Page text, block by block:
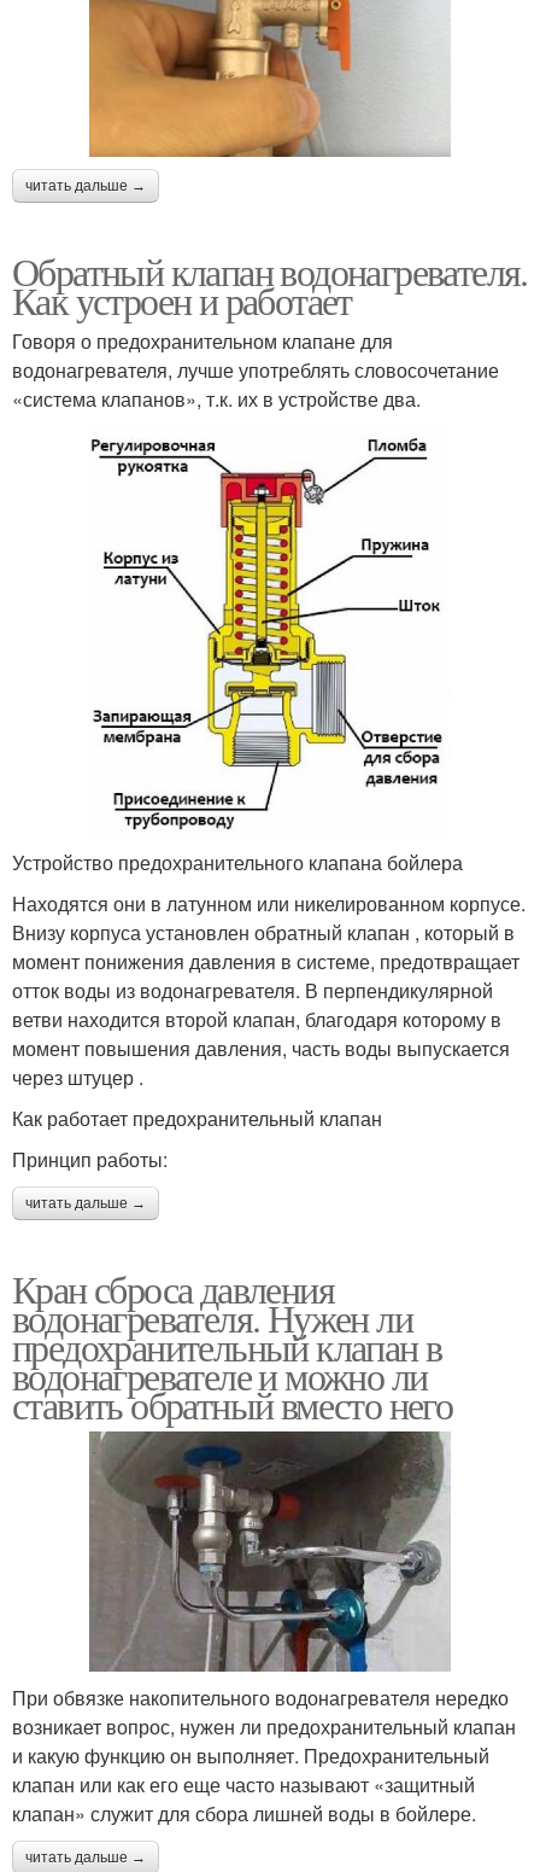
читать дальше →
Обратный клапан водонагревателя.
Как устроен и работает
Говоря о предохранительном клапане для
водонагревателя, лучше употреблять словосочетание
«система клапанов», т.к. их в устройстве два.
Устройство предохранительного клапана бойлера
Находятся они в латунном или никелированном корпусе.
Внизу корпуса установлен обратный клапан , который в
момент понижения давления в системе, предотвращает
отток воды из водонагревателя. В перпендикулярной
ветви находится второй клапан, благодаря которому в
момент повышения давления, часть воды выпускается
через штуцер .
Как работает предохранительный клапан
Принцип работы:
читать дальше →
Кран сброса давления
водонагревателя. Нужен ли
предохранительный клапан в
водонагревателе и можно ли
ставить обратный вместо него
При обвязке накопительного водонагревателя нередко
возникает вопрос, нужен ли предохранительный клапан
и какую функцию он выполняет. Предохранительный
клапан или как его еще часто называют «защитный
клапан» служит для сбора лишней воды в бойлере.
читать дальше →